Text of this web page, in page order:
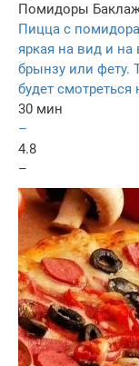
Помидоры
Пицца с
яркая на вид и
брынзу или фету.
будет
30 мин
–
4.8
–